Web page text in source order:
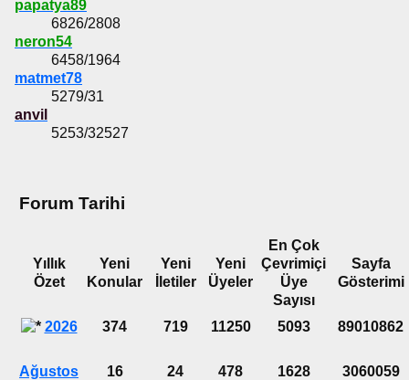
papatya89
6826/2808
neron54
6458/1964
matmet78
5279/31
anvil
5253/32527
Forum Tarihi
Yıllık
Özet
Yeni
Konular
Yeni
İletiler
Yeni
Üyeler
En Çok
Çevrimiçi
Üye
Sayısı
Sayfa
Gösterimi
2026 374 719 11250 5093 89010862
Ağustos
16 24 478 1628 3060059